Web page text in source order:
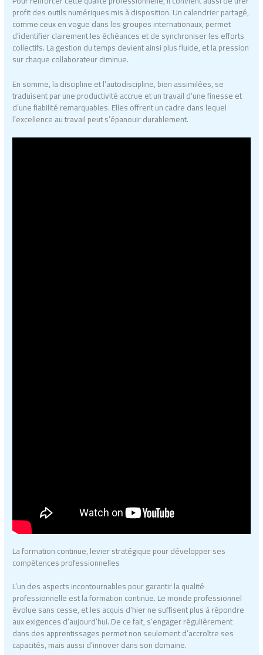
profit des outils numériques mis à disposition. Un calendrier partagé,
comme ceux en vogue dans les groupes internationaux, permet
d’identifier clairement les échéances et de synchroniser les efforts
collectifs. La gestion du temps devient ainsi plus fluide, et la pression
sur chaque collaborateur diminue.
En somme, la discipline et l’autodiscipline, bien assimilées, se
traduisent par une productivité accrue et un travail d’une finesse et
d’une fiabilité remarquables. Elles offrent un cadre dans lequel
l’excellence au travail peut s’épanouir durablement.
La formation continue, levier stratégique pour développer ses
compétences professionnelles
L’un des aspects incontournables pour garantir la qualité
professionnelle est la formation continue. Le monde professionnel
évolue sans cesse, et les acquis d’hier ne suffisent plus à répondre
aux exigences d’aujourd’hui. De ce fait, s’engager régulièrement
dans des apprentissages permet non seulement d’accroître ses
capacités, mais aussi d’innover dans son domaine.